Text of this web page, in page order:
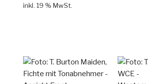
inkl. 19 % MwSt.